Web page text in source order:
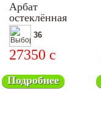
Арбат
остеклённая
36
27350 c
Подробнее